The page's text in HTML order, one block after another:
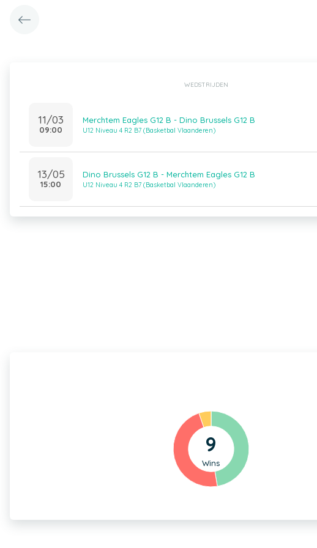
WEDSTRIJDEN
11/03
09:00
Merchtem Eagles G12 B - Dino Brussels G12 B
U12 Niveau 4 R2 B7 (Basketbal Vlaanderen)
13/05
15:00
Dino Brussels G12 B - Merchtem Eagles G12 B
U12 Niveau 4 R2 B7 (Basketbal Vlaanderen)
9
Wins